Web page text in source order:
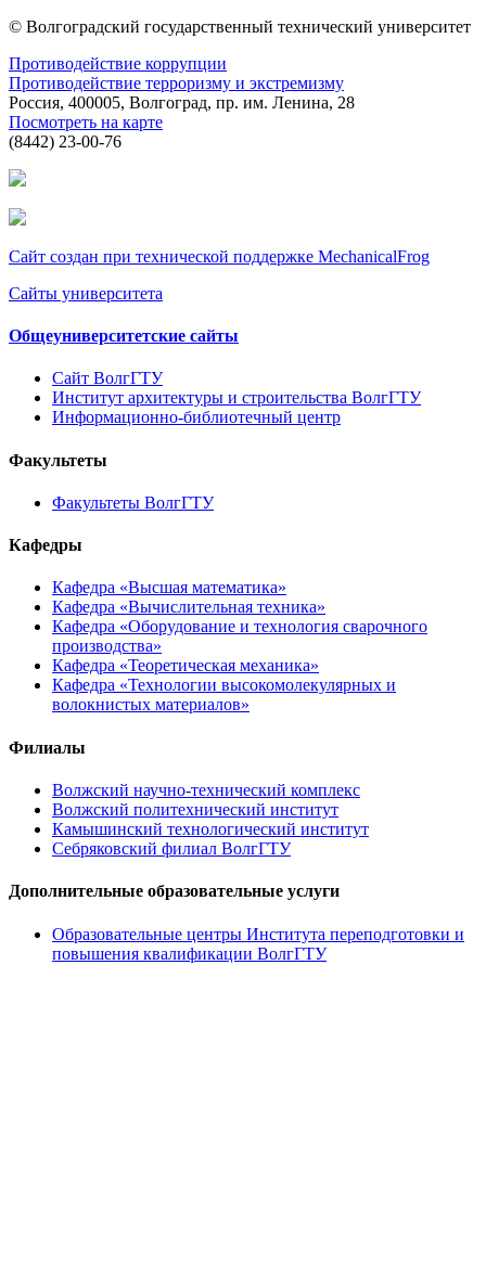
© Волгоградский государственный технический университет
Противодействие коррупции
Противодействие терроризму и экстремизму
Россия, 400005, Волгоград, пр. им. Ленина, 28
Посмотреть на карте
(8442) 23-00-76
Сайт создан при технической поддержке MechanicalFrog
Сайты университета
Общеуниверситетские сайты
Сайт ВолгГТУ
Институт архитектуры и строительства ВолгГТУ
Информационно-библиотечный центр
Факультеты
Факультеты ВолгГТУ
Кафедры
Кафедра «Высшая математика»
Кафедра «Вычислительная техника»
Кафедра «Оборудование и технология сварочного
производства»
Кафедра «Теоретическая механика»
Кафедра «Технологии высокомолекулярных и
волокнистых материалов»
Филиалы
Волжский научно-технический комплекс
Волжский политехнический институт
Камышинский технологический институт
Себряковский филиал ВолгГТУ
Дополнительные образовательные услуги
Образовательные центры Института переподготовки и
повышения квалификации ВолгГТУ